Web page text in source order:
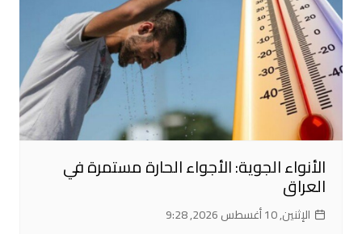
الأنواء الجوية: الأجواء الحارة مستمرة في
العراق
الإثنين, 10 أغسطس 2026, 9:28